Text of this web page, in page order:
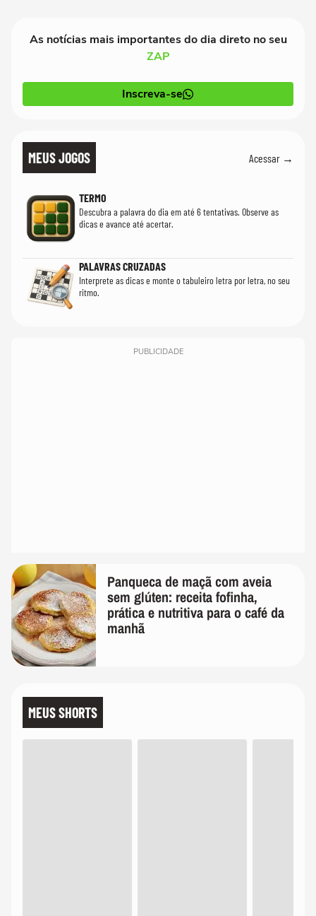
As notícias mais importantes do dia direto no seu
ZAP
Inscreva-se
MEUS JOGOS Acessar →
TERMO
Descubra a palavra do dia em até 6 tentativas. Observe as
dicas e avance até acertar.
PALAVRAS CRUZADAS
Interprete as dicas e monte o tabuleiro letra por letra, no seu
ritmo.
PUBLICIDADE
Panqueca de maçã com aveia
sem glúten: receita fofinha,
prática e nutritiva para o café da
manhã
MEUS SHORTS